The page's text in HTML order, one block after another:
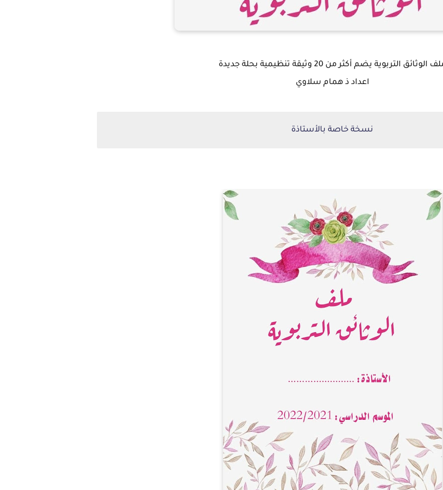
الوثائق التربوية يضم أكثر من 20 وثيقة تنظيمية بحلة جديدة
اعداد ذ همام سلاوي
نسخة خاصة بالأستاذة